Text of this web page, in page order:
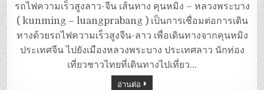
รถไฟความเร็วสูงลาว-จีน เส้นทาง คุนหมิง – หลวงพระบาง
( kunming – luangprabang ) เป็นการเชื่อมต่อการเดิน
ทางด้วยรถไฟความเร็วสูงจีน-ลาว เพื่อเดินทางจากคุนหมิง
ประเทศจีน ไปยังเมืองหลวงพระบาง ประเทศลาว นักท่อง
เที่ยวชาวไทยที่เดินทางไปเที่ยว…
อ่านต่อ